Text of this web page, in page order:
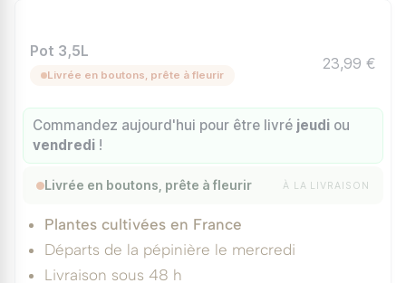
Pot 3,5L
Livrée en boutons, prête à fleurir
23,99 €
Commandez aujourd'hui pour être livré jeudi ou
vendredi !
Livrée en boutons, prête à fleurir À LA LIVRAISON
Plantes cultivées en France
Départs de la pépinière le mercredi
Livraison sous 48 h